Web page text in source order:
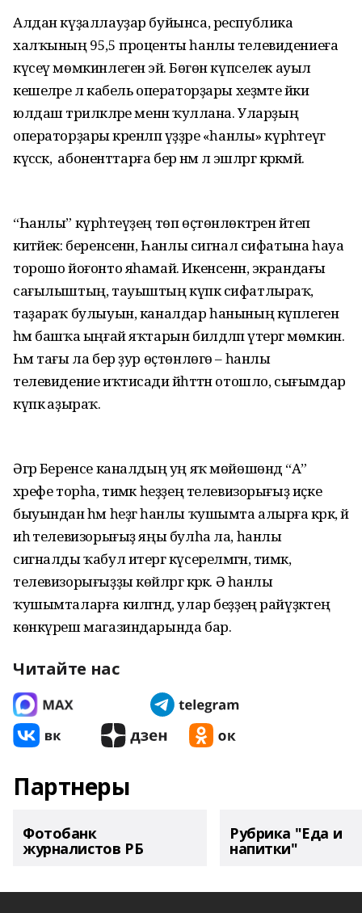
Алдан күҙаллауҙар буйынса, республика
халҡының 95,5 проценты һанлы телевидениеға
күсеү мөмкинлегенә эйә. Бөгөн күпселек ауыл
кешеләре лә кабель операторҙары хеҙмәте йәки
юлдаш тәрилкәләре менән ҡуллана. Уларҙың
операторҙары әкренләп үҙҙәре «һанлы» күрһәтеүгә
күсәсәк, ә абоненттарға бер нәмә лә эшләргә кәрәкмәй.
“Һанлы” күрһәтеүҙең төп өҫтөнлөктәрен әйтеп
китәйек: беренсенән, Һанлы сигнал сифатына һауа
торошо йоғонто яһамай. Икенсенән, экрандағы
сағылыштың, тауыштың күпкә сифат­лыраҡ,
таҙараҡ булыуын, каналдар һанының күплеген
һәм башҡа ыңғай яҡтарын билдәләп үтергә мөмкин.
Һәм тағы ла бер ҙур өҫтөнлөгө – һанлы
телевидение иҡтисади йәһәттән отошло, сығымдар
күпкә аҙыраҡ.
Әгәр Беренсе каналдың уң яҡ мөйөшөндә “А”
хәрефе торһа, тимәк һеҙҙең телевизорығыҙ иҫке
быуындан һәм һеҙгә һанлы ҡушымта алырға кәрәк, йә
иһә телевизорығыҙ яңы булһа ла, һанлы
сигналды ҡабул итергә күсерелмәгән, тимәк,
телевизорығыҙҙы көйләргә кәрәк. Ә һанлы
ҡушымталарға килгәндә, улар беҙҙең райүҙәктең
көнкүреш магазиндарында бар.
Читайте нас
Партнеры
Фотобанк
журналистов РБ
Рубрика "Еда и
напитки"